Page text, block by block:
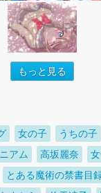
もっと見る
女の子 うちの子
アム 高坂麗奈
とある魔術の禁書目